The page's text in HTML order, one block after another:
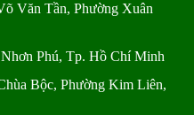
Văn Tần, Phường Xuân
Phú, Tp. Hồ Chí Minh
Bộc, Phường Kim Liên,